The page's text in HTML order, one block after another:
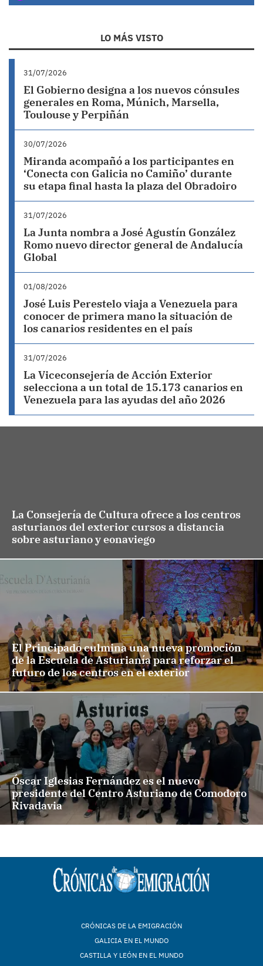
LO MÁS VISTO
31/07/2026
El Gobierno designa a los nuevos cónsules
generales en Roma, Múnich, Marsella,
Toulouse y Perpiñán
30/07/2026
Miranda acompañó a los participantes en
‘Conecta con Galicia no Camiño’ durante
su etapa final hasta la plaza del Obradoiro
31/07/2026
La Junta nombra a José Agustín González
Romo nuevo director general de Andalucía
Global
01/08/2026
José Luis Perestelo viaja a Venezuela para
conocer de primera mano la situación de
los canarios residentes en el país
31/07/2026
La Viceconsejería de Acción Exterior
selecciona a un total de 15.173 canarios en
Venezuela para las ayudas del año 2026
La Consejería de Cultura ofrece a los centros
asturianos del exterior cursos a distancia
sobre asturiano y eonaviego
El Principado culmina una nueva promoción
de la Escuela de Asturianía para reforzar el
futuro de los centros en el exterior
Óscar Iglesias Fernández es el nuevo
presidente del Centro Asturiano de Comodoro
Rivadavia
CRÓNICAS DE LA EMIGRACIÓN
GALICIA EN EL MUNDO
CASTILLA Y LEÓN EN EL MUNDO